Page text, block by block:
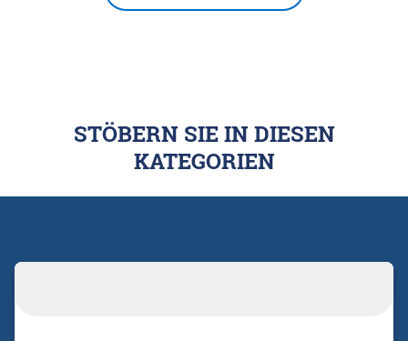
STÖBERN SIE IN DIESEN
KATEGORIEN